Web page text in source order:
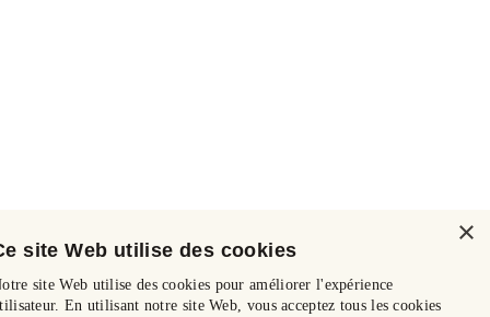
×
site Web utilise des cookies
site Web utilise des cookies pour améliorer l'expérience
En utilisant notre site Web, vous acceptez tous les cookies